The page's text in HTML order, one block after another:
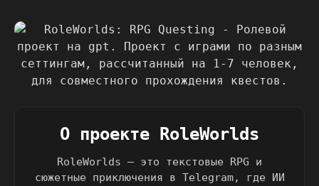
О проекте RoleWorlds
RoleWorlds — это текстовые RPG и
сюжетные приключения в Telegram, где ИИ